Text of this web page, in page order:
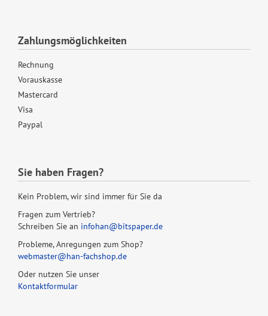
Zahlungsmöglichkeiten
Rechnung
Vorauskasse
Mastercard
Visa
Paypal
Sie haben Fragen?
Kein Problem, wir sind immer für Sie da
Fragen zum Vertrieb?
Schreiben Sie an infohan@bitspaper.de
Probleme, Anregungen zum Shop?
webmaster@han-fachshop.de
Oder nutzen Sie unser
Kontaktformular